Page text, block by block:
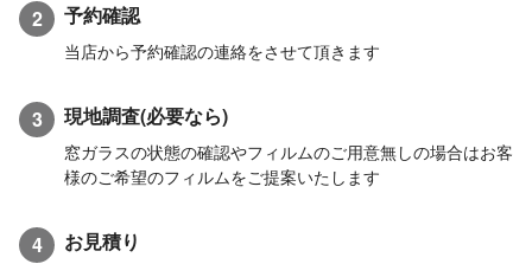
2 予約確認
当店から予約確認の連絡をさせて頂きます
3 現地調査(必要なら)
窓ガラスの状態の確認やフィルムのご用意無しの場合はお客
様のご希望のフィルムをご提案いたします
4 お見積り